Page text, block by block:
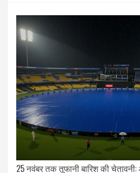
25 नवंबर तक तूफानी बारिश की